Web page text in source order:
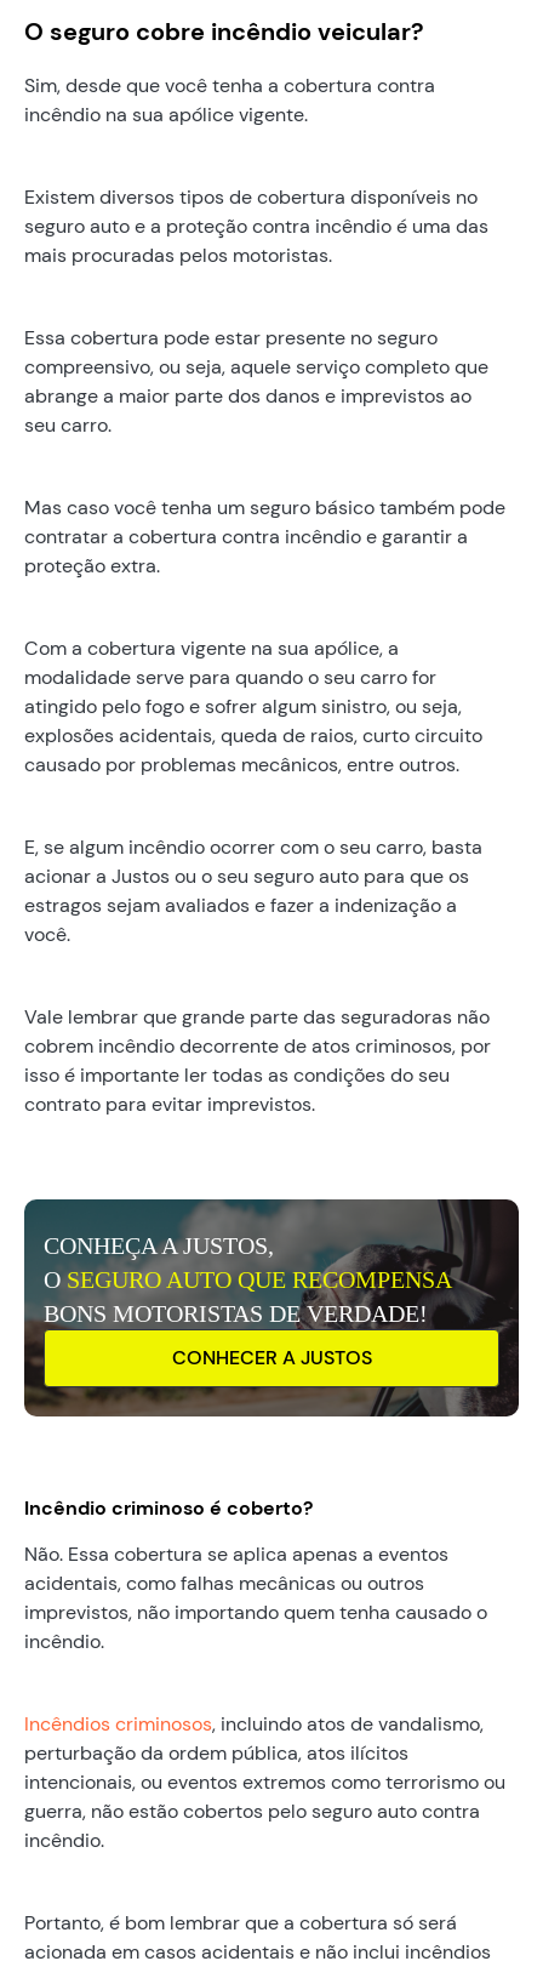
O seguro cobre incêndio veicular?
Sim, desde que você tenha a cobertura contra
incêndio na sua apólice vigente.
Existem diversos tipos de cobertura disponíveis no
seguro auto e a proteção contra incêndio é uma das
mais procuradas pelos motoristas.
Essa cobertura pode estar presente no seguro
compreensivo, ou seja, aquele serviço completo que
abrange a maior parte dos danos e imprevistos ao
seu carro.
Mas caso você tenha um seguro básico também pode
contratar a cobertura contra incêndio e garantir a
proteção extra.
Com a cobertura vigente na sua apólice, a
modalidade serve para quando o seu carro for
atingido pelo fogo e sofrer algum sinistro, ou seja,
explosões acidentais, queda de raios, curto circuito
causado por problemas mecânicos, entre outros.
E, se algum incêndio ocorrer com o seu carro, basta
acionar a Justos ou o seu seguro auto para que os
estragos sejam avaliados e fazer a indenização a
você.
Vale lembrar que grande parte das seguradoras não
cobrem incêndio decorrente de atos criminosos, por
isso é importante ler todas as condições do seu
contrato para evitar imprevistos.
CONHEÇA A JUSTOS,
OSEGURO AUTO QUE RECOMPENSA
BONS MOTORISTAS DE VERDADE!
CONHECER A JUSTOS
Incêndio criminoso é coberto?
Não. Essa cobertura se aplica apenas a eventos
acidentais, como falhas mecânicas ou outros
imprevistos, não importando quem tenha causado o
incêndio.
Incêndios criminosos, incluindo atos de vandalismo,
perturbação da ordem pública, atos ilícitos
intencionais, ou eventos extremos como terrorismo ou
guerra, não estão cobertos pelo seguro auto contra
incêndio.
Portanto, é bom lembrar que a cobertura só será
acionada em casos acidentais e não inclui incêndios